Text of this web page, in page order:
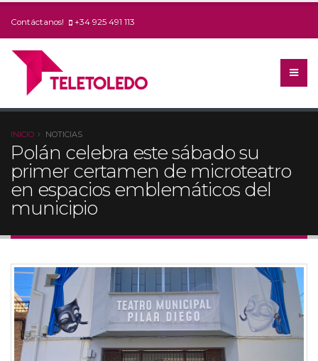
Contáctanos! +34 925 491 113
INICIO NOTICIAS
Polán celebra este sábado su
primer certamen de microteatro
en espacios emblemáticos del
municipio